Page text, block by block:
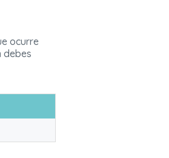
ocurre
debes